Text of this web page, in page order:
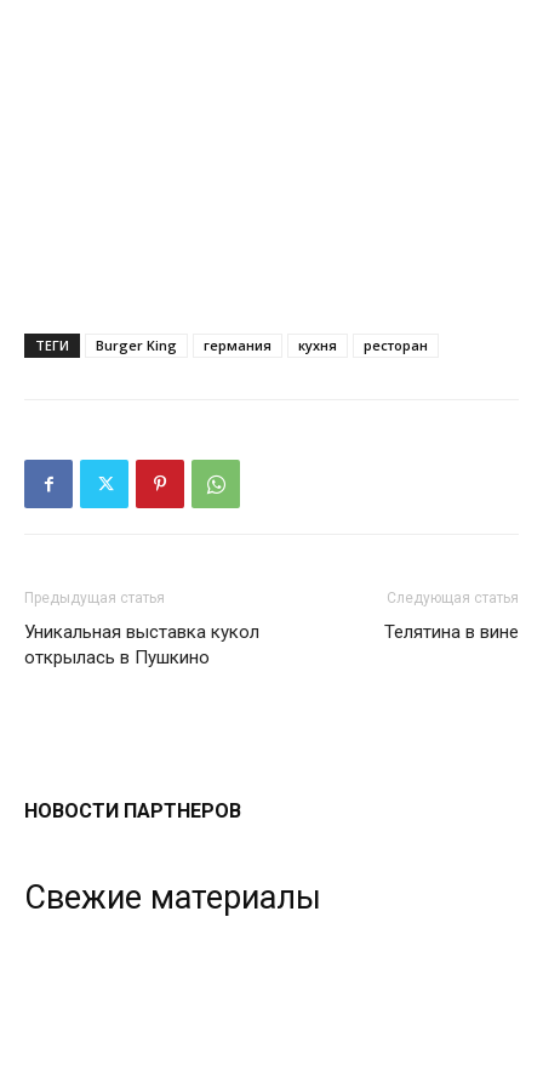
ТЕГИ Burger King германия кухня ресторан
Предыдущая статья
Уникальная выставка кукол
открылась в Пушкино
Следующая статья
Телятина в вине
НОВОСТИ ПАРТНЕРОВ
Свежие материалы